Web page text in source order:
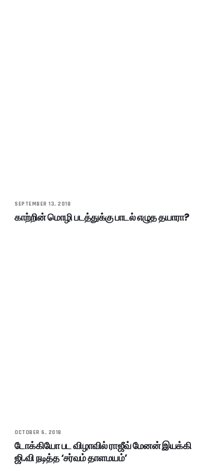
SEPTEMBER 13, 2018
காற்றின் மொழி படத்துக்கு பாடல் எழுத தயாரா?
OCTOBER 6, 2018
டோக்கியோ பட விழாவில் ராஜீவ் மேனன் இயக்கி
ஜி.வி நடித்த ‘சர்வம் தாளமயம்’